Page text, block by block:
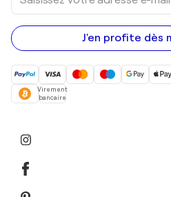
votre
adresse
e-
mail
J'en profite dès
Virement
bancaire